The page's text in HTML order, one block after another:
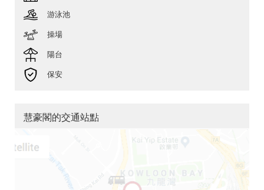
游泳池
操場
陽台
保安
慧豪閣的交通站點